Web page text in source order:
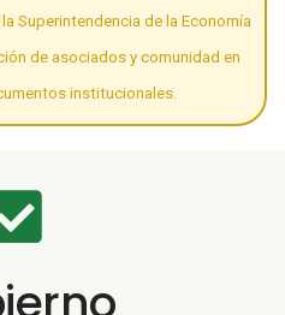
Superintendencia de la Economía
de asociados y comunidad en
institucionales.